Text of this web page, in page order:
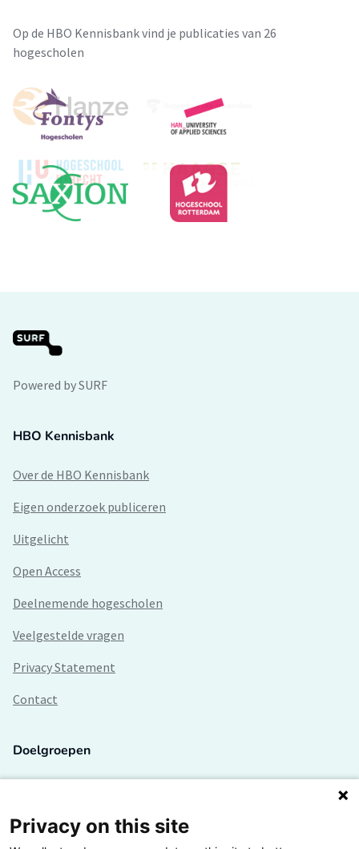
Op de HBO Kennisbank vind je publicaties van 26
hogescholen
Powered by SURF
HBO Kennisbank
Over de HBO Kennisbank
Eigen onderzoek publiceren
Uitgelicht
Open Access
Deelnemende hogescholen
Veelgestelde vragen
Privacy Statement
Contact
Doelgroepen
Lectoren en onderzoekers
Privacy on this site